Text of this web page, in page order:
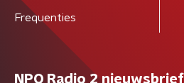
Frequenties
NPO Radio 2 nieuwsbrief